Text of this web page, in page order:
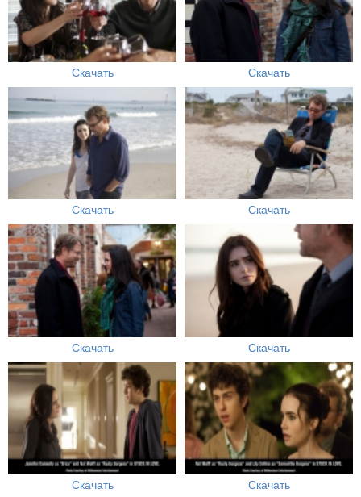
Скачать Скачать
Скачать Скачать
Скачать Скачать
Скачать Скачать